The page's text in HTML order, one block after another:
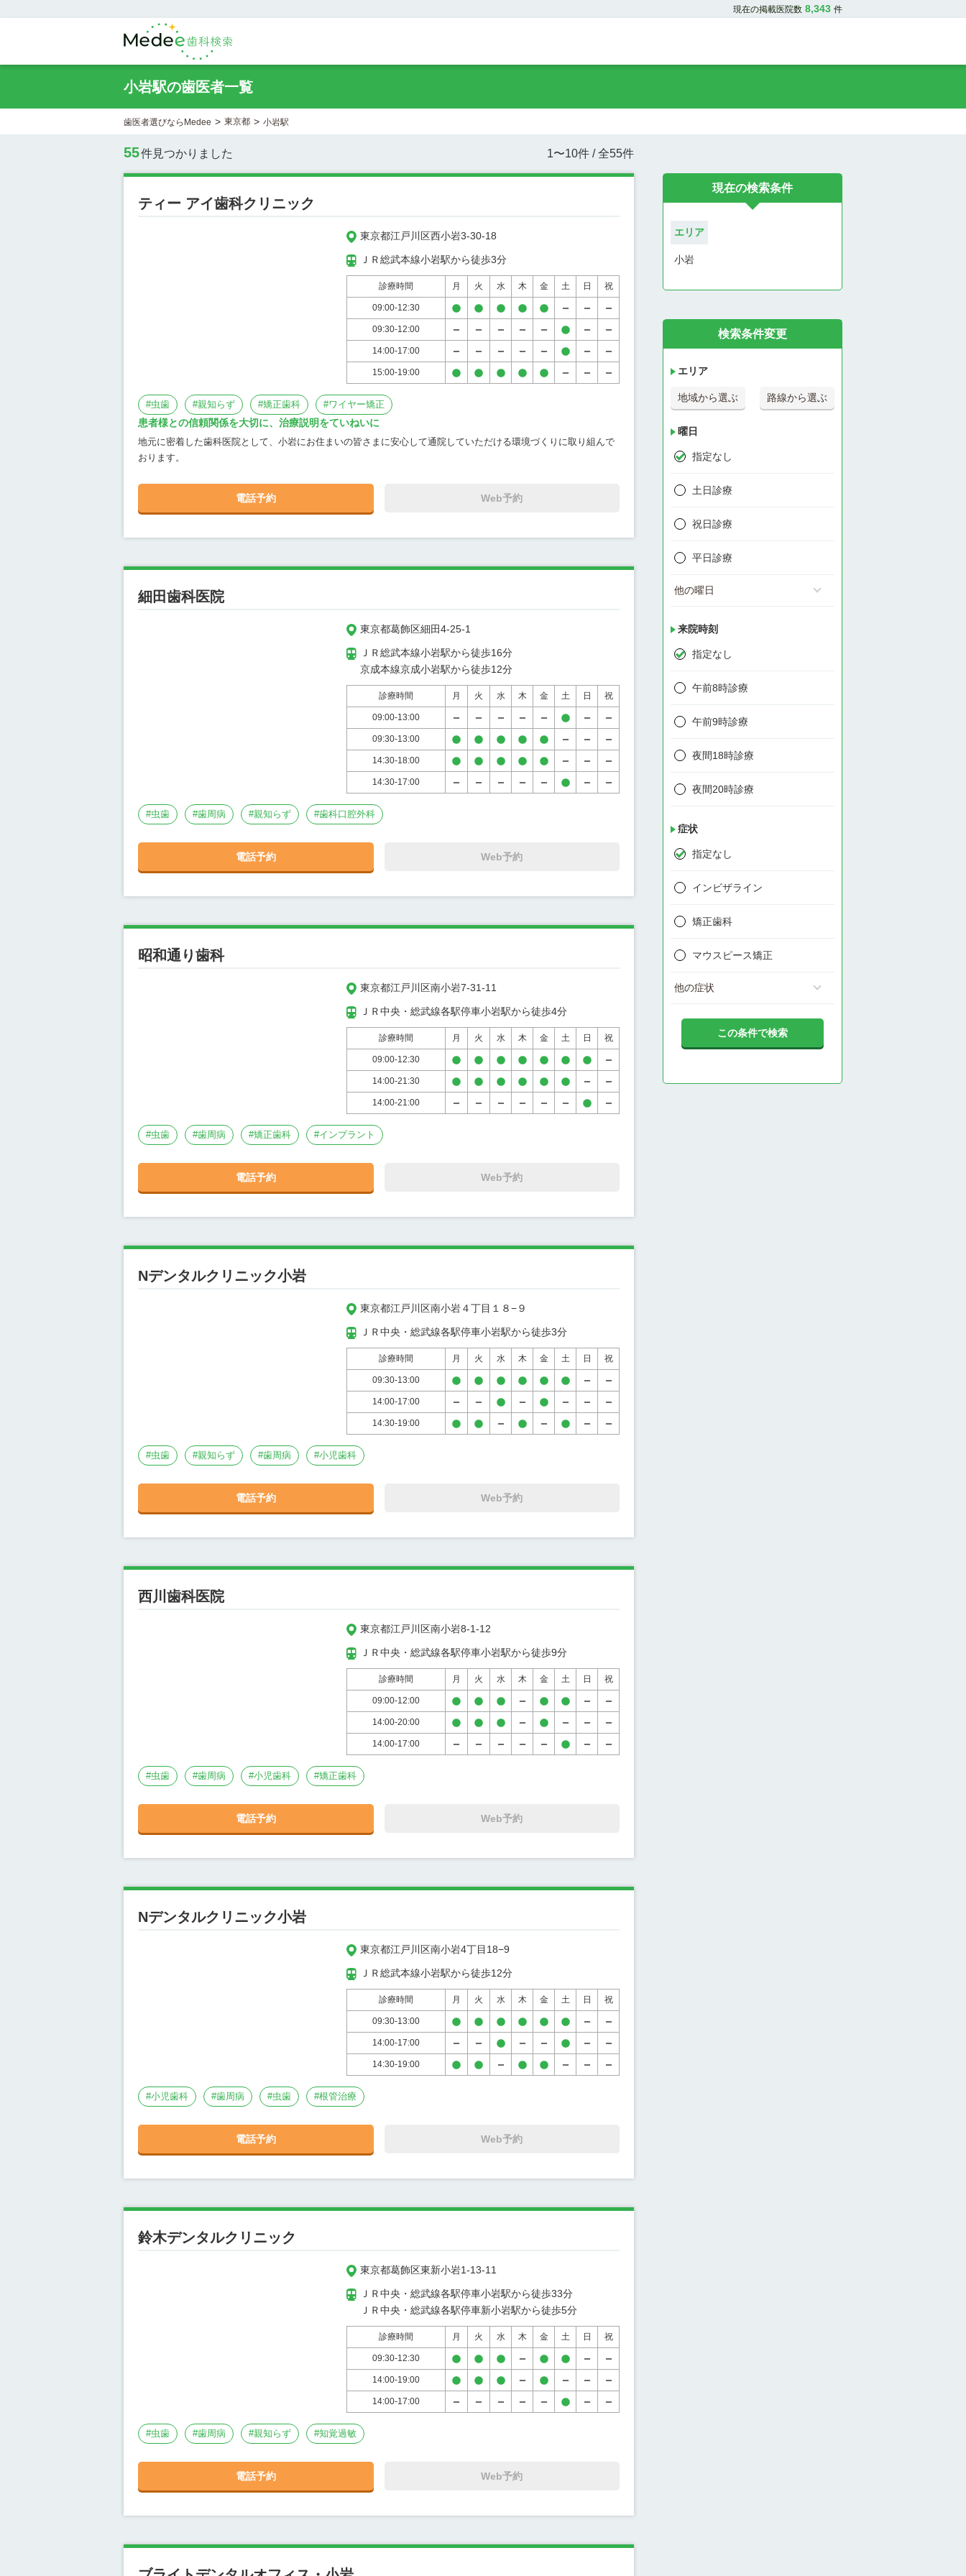
現在の掲載医院数 8,343 件
小岩駅の歯医者一覧
歯医者選びならMedee > 東京都 > 小岩駅
現在の検索条件
エリア
小岩
検索条件変更
エリア
地域から選ぶ 路線から選ぶ
曜日
指定なし
土日診療
祝日診療
平日診療
他の曜日
来院時刻
指定なし
午前8時診療
午前9時診療
夜間18時診療
夜間20時診療
症状
指定なし
インビザライン
矯正歯科
マウスピース矯正
他の症状
この条件で検索
55件見つかりました 1〜10件 / 全55件
ティー アイ歯科クリニック
東京都江戸川区西小岩3-30-18
ＪＲ総武本線小岩駅から徒歩3分
診療時間 月 火 水 木 金 土 日 祝
09:00-12:30
09:30-12:00
14:00-17:00
15:00-19:00
#虫歯 #親知らず #矯正歯科 #ワイヤー矯正
患者様との信頼関係を大切に、治療説明をていねいに
地元に密着した歯科医院として、小岩にお住まいの皆さまに安心して通院していただける環境づくりに取り組んで
おります。
電話予約 Web予約
細田歯科医院
東京都葛飾区細田4-25-1
ＪＲ総武本線小岩駅から徒歩16分
京成本線京成小岩駅から徒歩12分
診療時間 月 火 水 木 金 土 日 祝
09:00-13:00
09:30-13:00
14:30-18:00
14:30-17:00
#虫歯 #歯周病 #親知らず #歯科口腔外科
電話予約 Web予約
昭和通り歯科
東京都江戸川区南小岩7-31-11
ＪＲ中央・総武線各駅停車小岩駅から徒歩4分
診療時間 月 火 水 木 金 土 日 祝
09:00-12:30
14:00-21:30
14:00-21:00
#虫歯 #歯周病 #矯正歯科 #インプラント
電話予約 Web予約
Nデンタルクリニック小岩
東京都江戸川区南小岩４丁目１８−９
ＪＲ中央・総武線各駅停車小岩駅から徒歩3分
診療時間 月 火 水 木 金 土 日 祝
09:30-13:00
14:00-17:00
14:30-19:00
#虫歯 #親知らず #歯周病 #小児歯科
電話予約 Web予約
西川歯科医院
東京都江戸川区南小岩8-1-12
ＪＲ中央・総武線各駅停車小岩駅から徒歩9分
診療時間 月 火 水 木 金 土 日 祝
09:00-12:00
14:00-20:00
14:00-17:00
#虫歯 #歯周病 #小児歯科 #矯正歯科
電話予約 Web予約
Nデンタルクリニック小岩
東京都江戸川区南小岩4丁目18−9
ＪＲ総武本線小岩駅から徒歩12分
診療時間 月 火 水 木 金 土 日 祝
09:30-13:00
14:00-17:00
14:30-19:00
#小児歯科 #歯周病 #虫歯 #根管治療
電話予約 Web予約
鈴木デンタルクリニック
東京都葛飾区東新小岩1-13-11
ＪＲ中央・総武線各駅停車小岩駅から徒歩33分
ＪＲ中央・総武線各駅停車新小岩駅から徒歩5分
診療時間 月 火 水 木 金 土 日 祝
09:30-12:30
14:00-19:00
14:00-17:00
#虫歯 #歯周病 #親知らず #知覚過敏
電話予約 Web予約